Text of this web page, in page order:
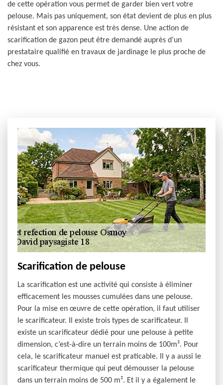
de cette opération vous permet de garder bien vert votre
pelouse. Mais pas uniquement, son état devient de plus en plus
résistant et son apparence est très dense. Une action de
scarification de gazon peut être demandé auprès d’un
prestataire qualifié en travaux de jardinage le plus proche de
chez vous.
Scarification de pelouse
La scarification est une activité qui consiste à éliminer
efficacement les mousses cumulées dans une pelouse.
Pour la mise en œuvre de cette opération, il faut utiliser
le scarificateur. Il existe trois types de scarificateur. Il
existe un scarificateur dédié pour une pelouse à petite
dimension, c’est-à-dire un terrain moins de 100m². Pour
cela, le scarificateur manuel est praticable. Il y a aussi le
scarificateur thermique qui peut démousser la pelouse
dans un terrain moins de 500 m². Et il y a également le